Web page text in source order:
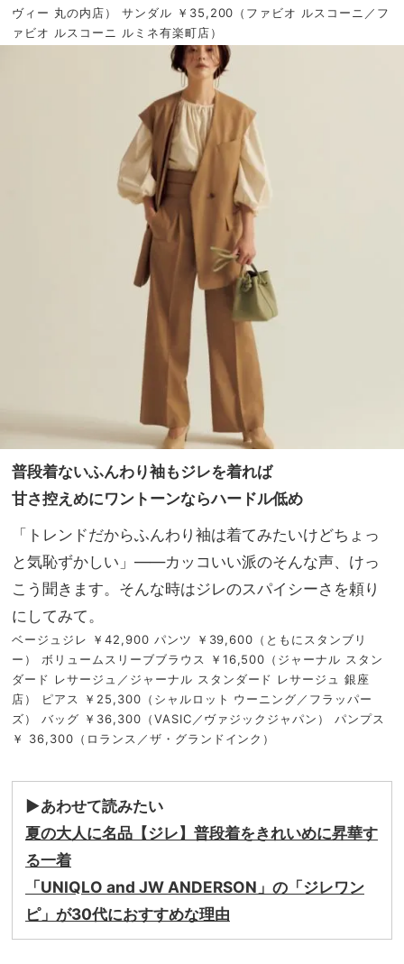
ヴィー 丸の内店） サンダル ￥35,200（ファビオ ルスコーニ／フ
ァビオ ルスコーニ ルミネ有楽町店）
普段着ないふんわり袖もジレを着れば
甘さ控えめにワントーンならハードル低め
「トレンドだからふんわり袖は着てみたいけどちょっ
と気恥ずかしい」――カッコいい派のそんな声、けっ
こう聞きます。そんな時はジレのスパイシーさを頼り
にしてみて。
ベージュジレ ￥42,900 パンツ ￥39,600（ともにスタンブリ
ー） ボリュームスリーブブラウス ￥16,500（ジャーナル スタン
ダード レサージュ／ジャーナル スタンダード レサージュ 銀座
店） ピアス ￥25,300（シャルロット ウーニング／フラッパー
ズ） バッグ ￥36,300（VASIC／ヴァジックジャパン） パンプス
￥ 36,300（ロランス／ザ・グランドインク）
▶︎あわせて読みたい
夏の大人に名品【ジレ】普段着をきれいめに昇華す
る一着
「UNIQLO and JW ANDERSON」の「ジレワン
ピ」が30代におすすめな理由